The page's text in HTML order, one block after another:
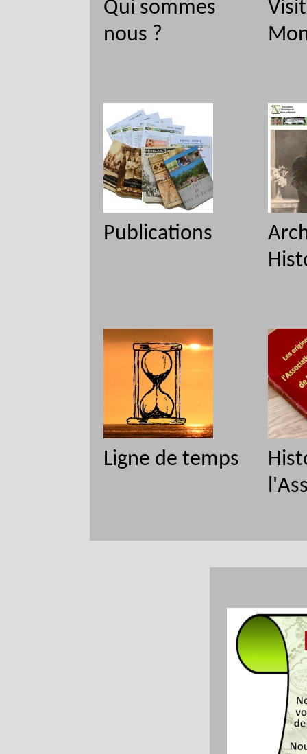
Qui sommes
nous ?
Publications
Ligne de temps